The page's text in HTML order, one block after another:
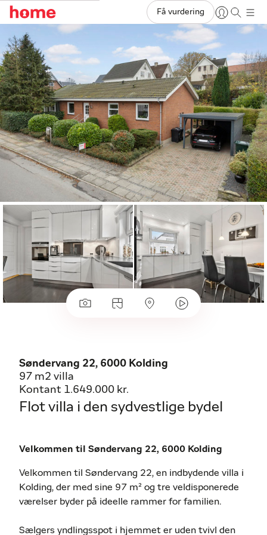
Få vurdering
Søndervang 22, 6000 Kolding
97 m2 villa
Kontant 1.649.000 kr.
Flot villa i den sydvestlige bydel
Velkommen til Søndervang 22, 6000 Kolding
Velkommen til Søndervang 22, en indbydende villa i
Kolding, der med sine 97 m² og tre veldisponerede
værelser byder på ideelle rammer for familien.
Sælgers yndlingsspot i hjemmet er uden tvivl den